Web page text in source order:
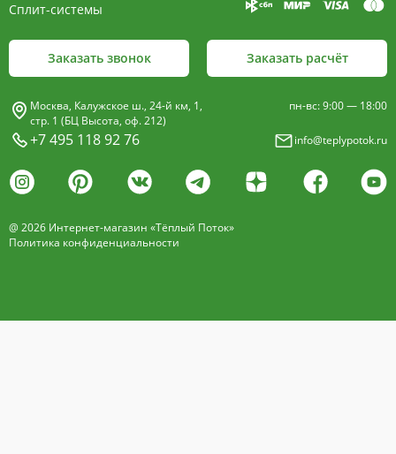
Сплит-системы
Заказать звонок Заказать расчёт
Москва, Калужское ш., 24-й км, 1,
стр. 1 (БЦ Высота, оф. 212)
+7 495 118 92 76
пн-вс: 9:00 — 18:00
info@teplypotok.ru
@ 2026 Интернет-магазин «Тёплый Поток»
Политика конфиденциальности